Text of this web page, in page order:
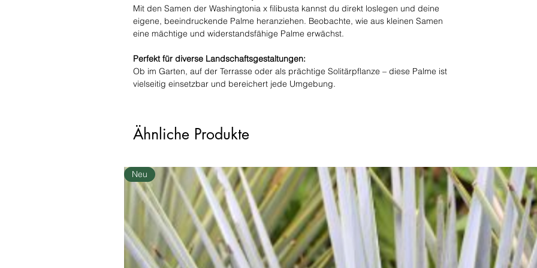
Mit den Samen der Washingtonia x filibusta kannst du direkt loslegen und deine
eigene, beeindruckende Palme heranziehen. Beobachte, wie aus kleinen Samen
eine mächtige und widerstandsfähige Palme erwächst.
Perfekt für diverse Landschaftsgestaltungen:
Ob im Garten, auf der Terrasse oder als prächtige Solitärpflanze – diese Palme ist
vielseitig einsetzbar und bereichert jede Umgebung.
Ähnliche Produkte
Neu